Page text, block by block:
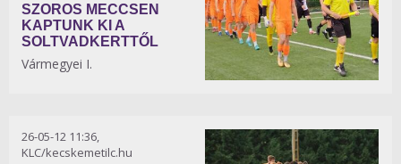
SZOROS MECCSEN
KAPTUNK KI A
SOLTVADKERTTŐL
Vármegyei I.
26-05-12 11:36,
KLC/kecskemetilc.hu